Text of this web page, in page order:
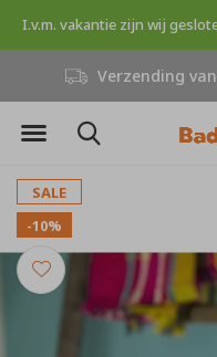
Verzending
SALE
-10%